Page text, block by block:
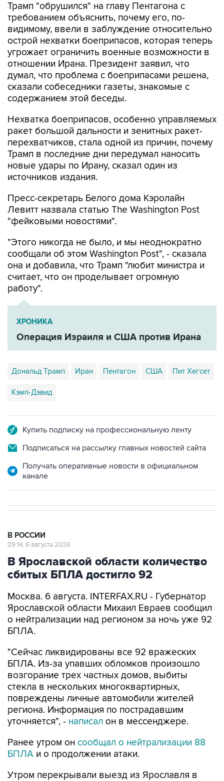
Трамп "обрушился" на главу Пентагона с
требованием объяснить, почему его, по-
видимому, ввели в заблуждение относительно
острой нехватки боеприпасов, которая теперь
угрожает ограничить военные возможности в
отношении Ирана. Президент заявил, что
думал, что проблема с боеприпасами решена,
сказали собеседники газеты, знакомые с
содержанием этой беседы.
Нехватка боеприпасов, особенно управляемых
ракет большой дальности и зенитных ракет-
перехватчиков, стала одной из причин, почему
Трамп в последние дни передумал наносить
новые удары по Ирану, сказал один из
источников издания.
Пресс-секретарь Белого дома Кэролайн
Левитт назвала статью The Washington Post
"фейковыми новостями".
"Этого никогда не было, и мы неоднократно
сообщали об этом Washington Post", - сказала
она и добавила, что Трамп "любит министра и
считает, что он проделывает огромную
работу".
ХРОНИКА
Операция Израиля и США против Ирана
Дональд Трамп Иран Пентагон США Пит Хегсет
Кэмп-Дэвид
Купить подписку на профессиональную ленту
Подписаться на рассылку главных новостей сайта
Получать оперативные новости в официальном
канале
В РОССИИ
09:14, 6 августа 2026
В Ярославской области количество
сбитых БПЛА достигло 92
Москва. 6 августа. INTERFAX.RU - Губернатор
Ярославской области Михаил Евраев сообщил
о нейтрализации над регионом за ночь уже 92
БПЛА.
"Сейчас ликвидированы все 92 вражеских
БПЛА. Из-за упавших обломков произошло
возгорание трех частных домов, выбиты
стекла в нескольких многоквартирных,
повреждены личные автомобили жителей
региона. Информация по пострадавшим
уточняется", - написал он в мессенджере.
Ранее утром он сообщал о нейтрализации 88
БПЛА и о продолжении атаки.
Утром перекрывали выезд из Ярославля в